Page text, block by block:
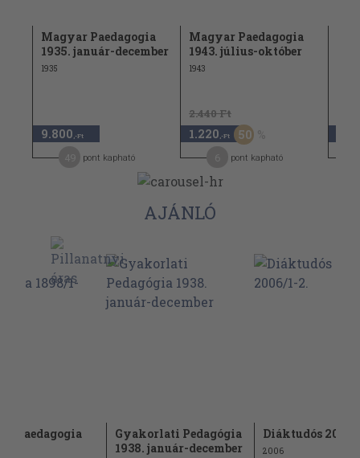
Magyar Paedagogia
1935. január-december
1935
9.800 ,-Ft
pont kapható
Magyar Paedagogia
1943. július-október
1943
2.440 Ft
1.220 ,-Ft 50
pont kapható
AJÁNLÓ
Paedagogia
Gyakorlati Pedagógia
1938. január-december
Diáktudós 2006/
2006